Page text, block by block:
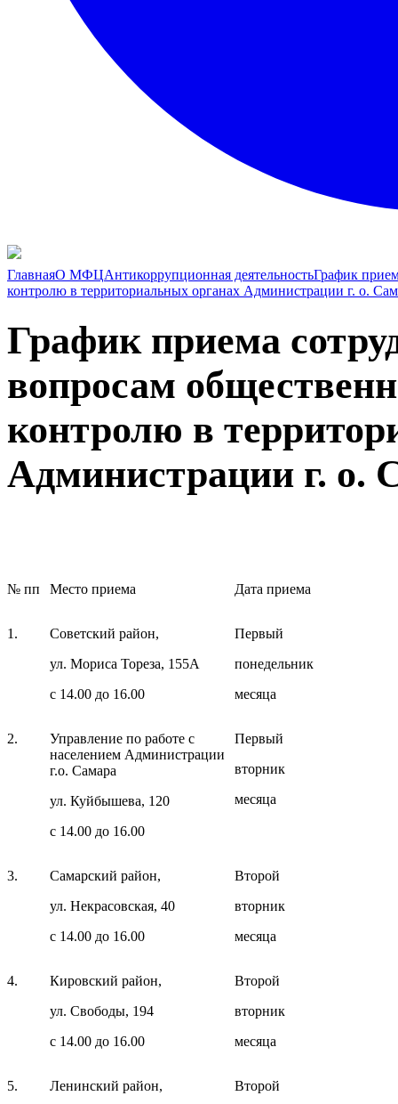
ГлавнаяО МФЦАнтикоррупционная деятельностьГрафик
контролю в территориальных органах Администрации г. о.
График приема
вопросам
контролю в
Администрации г. о.
№ пп Место приема Дата приема
1.
Советский район,
ул. Мориса Тореза, 155А
с 14.00 до 16.00
Первый
понедельник
месяца
2.
Управление по работе с
населением Администрации
г.о. Самара
ул. Куйбышева, 120
с 14.00 до 16.00
Первый
вторник
месяца
3.
Самарский район,
ул. Некрасовская, 40
с 14.00 до 16.00
Второй
вторник
месяца
4.
Кировский район,
ул. Свободы, 194
с 14.00 до 16.00
Второй
вторник
месяца
5. Ленинский район, Второй